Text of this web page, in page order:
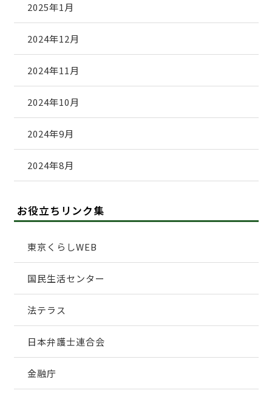
2025年1月
2024年12月
2024年11月
2024年10月
2024年9月
2024年8月
お役立ちリンク集
東京くらしWEB
国民生活センター
法テラス
日本弁護士連合会
金融庁